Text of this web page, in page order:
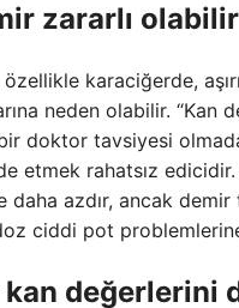
zararlı olabilir
karaciğerde,
neden olabilir. “Kan
doktor tavsiyesi
etmek rahatsız edicidir.
daha azdır, ancak
doz ciddi pot
kan değerlerini